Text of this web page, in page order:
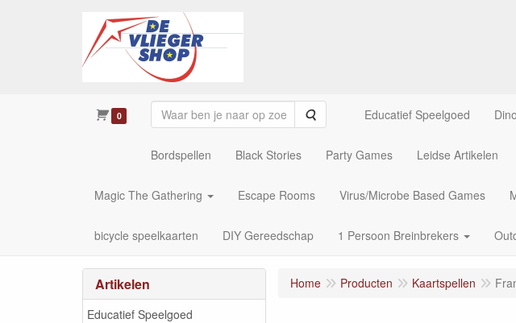
0 Zoeken Educatief Speelgoed
Bordspellen Black Stories Party Games Leidse Artikelen
Magic The Gathering Escape Rooms Virus/Microbe Based Games
bicycle speelkaarten DIY Gereedschap 1 Persoon Breinbrekers
Artikelen
Educatief Speelgoed
Home Producten Kaartspellen